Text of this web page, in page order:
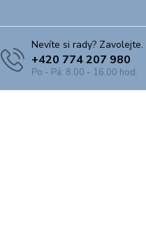
Nevíte si rady? Zavolejte.
+420 774 207 980
Po - Pá: 8.00 - 16.00 hod.